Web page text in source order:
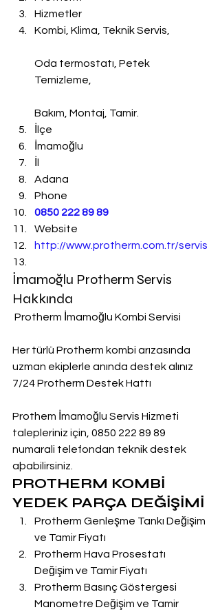
Hizmetler
Kombi, Klima, Teknik Servis,
Oda termostatı, Petek
Temizleme,
Bakım, Montaj, Tamir.
İlçe
İmamoğlu
Adana
Phone
0850 222 89 89
Website
http://www.protherm.com.tr/servis
İmamoğlu Protherm Servis
Hakkında
Protherm İmamoğlu Kombi Servisi
Her türlü Protherm kombi arızasında
uzman ekiplerle anında destek alınız
7/24 Protherm Destek Hattı
Prothem İmamoğlu Servis Hizmeti
talepleriniz için, 0850 222 89 89
numarali telefondan teknik destek
aþabilirsiniz.
PROTHERM KOMBİ
YEDEK PARÇA DEĞİŞİMİ
Protherm Genleşme Tankı Değişim
ve Tamir Fiyatı
Protherm Hava Prosestatı
Değişim ve Tamir Fiyatı
Protherm Basınç Göstergesi
Manometre Değişim ve Tamir